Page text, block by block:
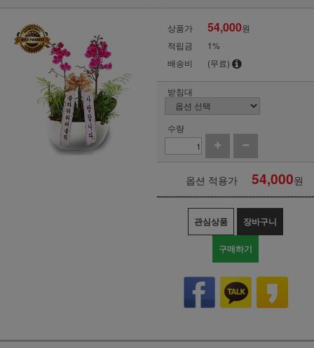
상품가 54,000원
적립금
1%
배송비
(무료)
받침대
수량
옵션 적용가 54,000원
관심상품 장바구니
구매하기